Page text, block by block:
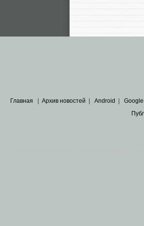
Главная | Архив новостей | Android | Google